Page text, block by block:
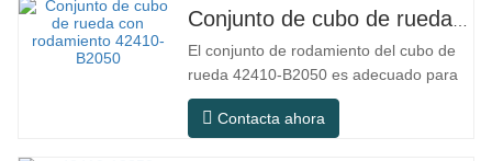
convencionales, pero en escenarios de
uso práctico como equipos de
automatización, máquinas herramienta
de precisión, equipos…
Conjunto de cubo de rueda con rodamiento 42410-B2050
El conjunto de rodamiento del cubo de
rueda 42410-B2050 es adecuado para
el mercado de mantenimiento y
reemplazo de automóviles, cumpliendo
Contacta ahora